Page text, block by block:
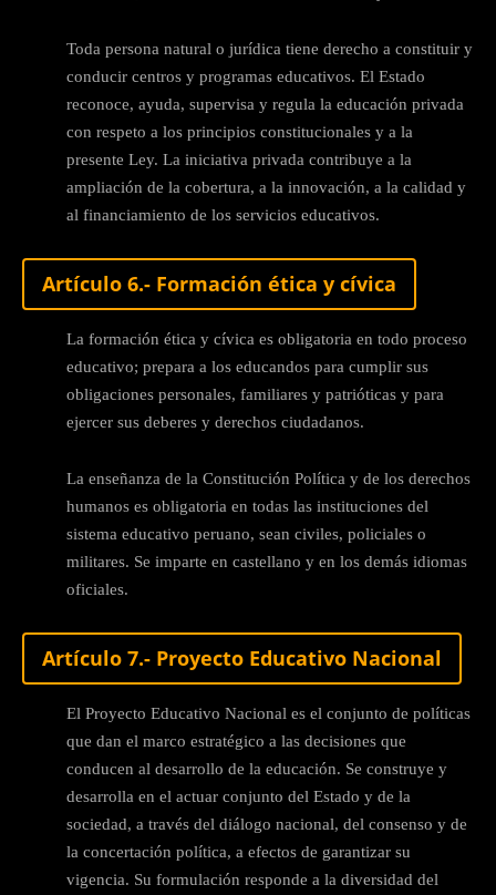
Toda persona natural o jurídica tiene derecho a constituir y
conducir centros y programas educativos. El Estado
reconoce, ayuda, supervisa y regula la educación privada
con respeto a los principios constitucionales y a la
presente Ley. La iniciativa privada contribuye a la
ampliación de la cobertura, a la innovación, a la calidad y
al financiamiento de los servicios educativos.
Artículo 6.- Formación ética y cívica
La formación ética y cívica es obligatoria en todo proceso
educativo; prepara a los educandos para cumplir sus
obligaciones personales, familiares y patrióticas y para
ejercer sus deberes y derechos ciudadanos.
La enseñanza de la Constitución Política y de los derechos
humanos es obligatoria en todas las instituciones del
sistema educativo peruano, sean civiles, policiales o
militares. Se imparte en castellano y en los demás idiomas
oficiales.
Artículo 7.- Proyecto Educativo Nacional
El Proyecto Educativo Nacional es el conjunto de políticas
que dan el marco estratégico a las decisiones que
conducen al desarrollo de la educación. Se construye y
desarrolla en el actuar conjunto del Estado y de la
sociedad, a través del diálogo nacional, del consenso y de
la concertación política, a efectos de garantizar su
vigencia. Su formulación responde a la diversidad del